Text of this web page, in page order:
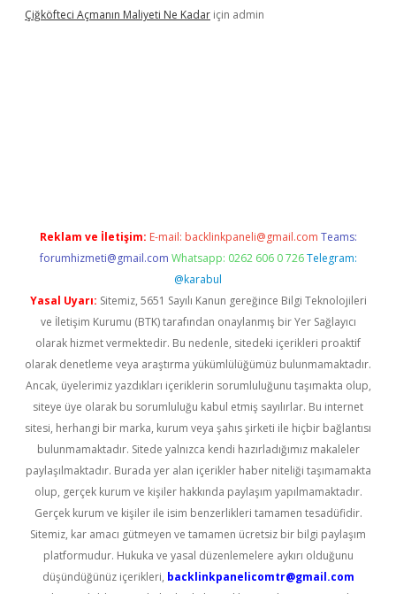
Çiğköfteci Açmanın Maliyeti Ne Kadar için admin
Reklam ve İletişim: E-mail: backlinkpaneli@gmail.com Teams:
forumhizmeti@gmail.com Whatsapp: 0262 606 0 726 Telegram:
@karabul
Yasal Uyarı: Sitemiz, 5651 Sayılı Kanun gereğince Bilgi Teknolojileri
ve İletişim Kurumu (BTK) tarafından onaylanmış bir Yer Sağlayıcı
olarak hizmet vermektedir. Bu nedenle, sitedeki içerikleri proaktif
olarak denetleme veya araştırma yükümlülüğümüz bulunmamaktadır.
Ancak, üyelerimiz yazdıkları içeriklerin sorumluluğunu taşımakta olup,
siteye üye olarak bu sorumluluğu kabul etmiş sayılırlar. Bu internet
sitesi, herhangi bir marka, kurum veya şahıs şirketi ile hiçbir bağlantısı
bulunmamaktadır. Sitede yalnızca kendi hazırladığımız makaleler
paylaşılmaktadır. Burada yer alan içerikler haber niteliği taşımamakta
olup, gerçek kurum ve kişiler hakkında paylaşım yapılmamaktadır.
Gerçek kurum ve kişiler ile isim benzerlikleri tamamen tesadüfidir.
Sitemiz, kar amacı gütmeyen ve tamamen ücretsiz bir bilgi paylaşım
platformudur. Hukuka ve yasal düzenlemelere aykırı olduğunu
düşündüğünüz içerikleri, backlinkpanelicomtr@gmail.com